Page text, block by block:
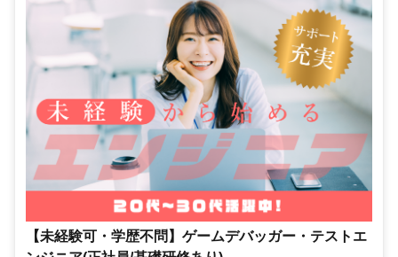
【未経験可・学歴不問】ゲームデバッガー・テストエ